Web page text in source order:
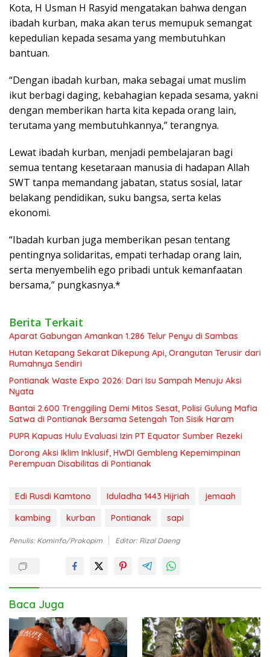
Kota, H Usman H Rasyid mengatakan bahwa dengan
ibadah kurban, maka akan terus memupuk semangat
kepedulian kepada sesama yang membutuhkan
bantuan.
“Dengan ibadah kurban, maka sebagai umat muslim
ikut berbagi daging, kebahagian kepada sesama, yakni
dengan memberikan harta kita kepada orang lain,
terutama yang membutuhkannya,” terangnya.
Lewat ibadah kurban, menjadi pembelajaran bagi
semua tentang kesetaraan manusia di hadapan Allah
SWT tanpa memandang jabatan, status sosial, latar
belakang pendidikan, suku bangsa, serta kelas
ekonomi.
“Ibadah kurban juga memberikan pesan tentang
pentingnya solidaritas, empati terhadap orang lain,
serta menyembelih ego pribadi untuk kemanfaatan
bersama,” pungkasnya.*
Berita Terkait
Aparat Gabungan Amankan 1.286 Telur Penyu di Sambas
Hutan Ketapang Sekarat Dikepung Api, Orangutan Terusir dari
Rumahnya Sendiri
Pontianak Waste Expo 2026: Dari Isu Sampah Menuju Aksi
Nyata
Bantai 2.600 Trenggiling Demi Mitos Sesat, Polisi Gulung Mafia
Satwa di Pontianak Bersama Setengah Ton Sisik Haram
PUPR Kapuas Hulu Evaluasi Izin PT Equator Sumber Rezeki
Dorong Aksi Iklim Inklusif, HWDI Gembleng Kepemimpinan
Perempuan Disabilitas di Pontianak
Edi Rusdi Kamtono Iduladha 1443 Hijriah
jemaah
kambing
kurban Pontianak sapi
Penulis: Kominfo/Prokopim Editor: Rizal Daeng
Baca Juga